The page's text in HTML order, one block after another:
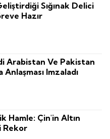
Sığınak Delici
Hazır
Arabistan Ve Pakistan
Anlaşması Imzaladı
Hamle: Çin'in Altın
Rekor